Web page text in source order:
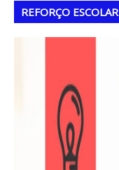
REFORÇO ESCOLAR